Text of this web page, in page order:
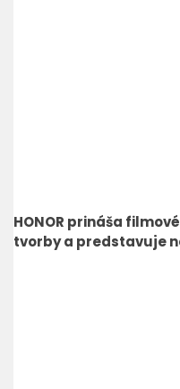
HONOR prináša
tvorby a predstavuje